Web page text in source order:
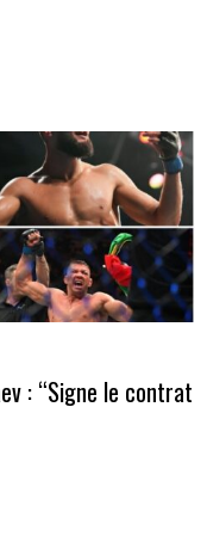
: “Signe le contrat